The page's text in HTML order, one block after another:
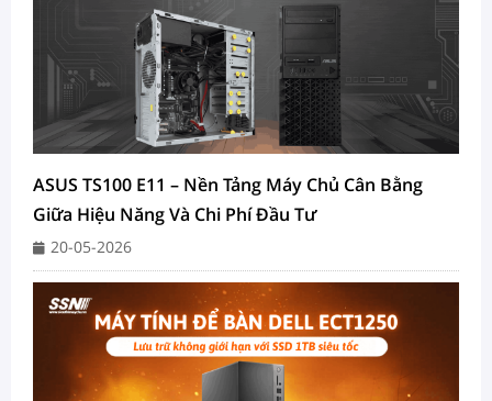
ASUS TS100 E11 – Nền Tảng Máy Chủ Cân Bằng
Giữa Hiệu Năng Và Chi Phí Đầu Tư
20-05-2026